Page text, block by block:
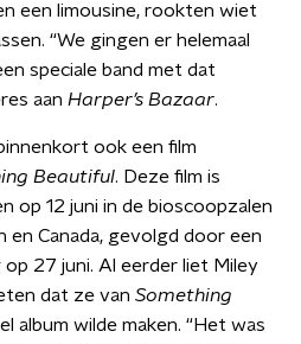
een limousine, rookten wiet
“We gingen er helemaal
speciale band met dat
aan Harper’s Bazaar.
ook een film
Beautiful. Deze film is
op 12 juni in de bioscoopzalen
en Canada, gevolgd door een
27 juni. Al eerder liet Miley
dat ze van Something
album wilde maken. “Het was